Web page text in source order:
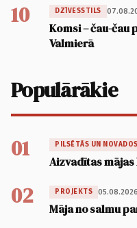
10 DZĪVESSTILS
Komsi – čau-čau
Valmierā
Populārākie
01 PILSĒTĀS UN NOVADOS
Aizvadītas
02 PROJEKTS
Māja no salmu